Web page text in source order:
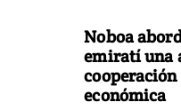
Noboa
emiratí una
económica